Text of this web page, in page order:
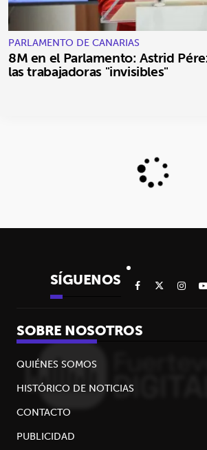
PARLAMENTO DE CANARIAS
8M en el Parlamento: Astrid
las trabajadoras "invisibles"
SÍGUENOS
SOBRE NOSOTROS
QUIÉNES SOMOS
HISTÓRICO DE NOTICIAS
CONTACTO
PUBLICIDAD